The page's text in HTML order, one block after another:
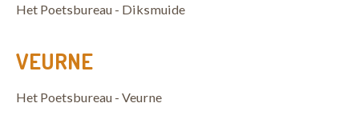
Het Poetsbureau - Diksmuide
VEURNE
Het Poetsbureau - Veurne